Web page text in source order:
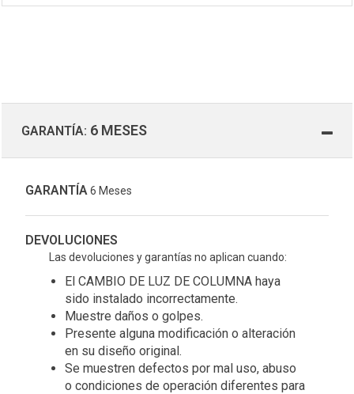
GARANTÍA: 6 MESES
GARANTÍA 6 Meses
DEVOLUCIONES
Las devoluciones y garantías no aplican cuando:
El CAMBIO DE LUZ DE COLUMNA haya
sido instalado incorrectamente.
Muestre daños o golpes.
Presente alguna modificación o alteración
en su diseño original.
Se muestren defectos por mal uso, abuso
o condiciones de operación diferentes para